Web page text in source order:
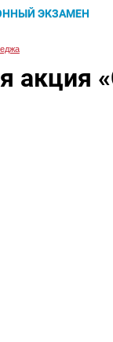
ЭКЗАМЕН
акция